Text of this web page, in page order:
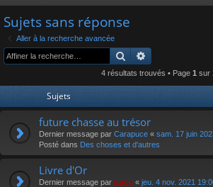
ra
pi
de
s
Sujets sans réponse
Aller à la recherche avancée
Rechercher
4 résultats trouvés • Page 1 sur
Sujets
future chasse au trésor
Dernier message par Carapuce « sam. 17 juin
Posté dans Des choses et d'autres
Livre d'Or
Dernier message par Epoc « jeu. 4 nov. 2021